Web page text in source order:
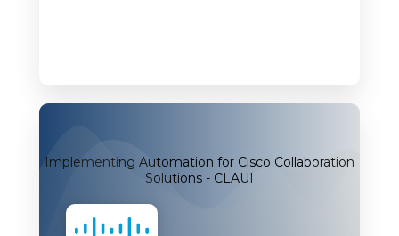
Implementing Automation for Cisco Collaboration
Solutions - CLAUI